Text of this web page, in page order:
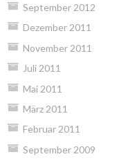
September 2012
Dezember 2011
November 2011
Juli 2011
Mai 2011
März 2011
Februar 2011
September 2009